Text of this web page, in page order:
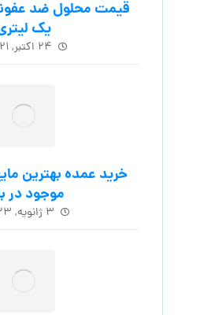
قیمت محلول ضد
یک
۲۴ اکتبر, ۲۰۲۱
خرید عمده بهترین
موجود در
۳ ژانویه, ۲۰۲۳